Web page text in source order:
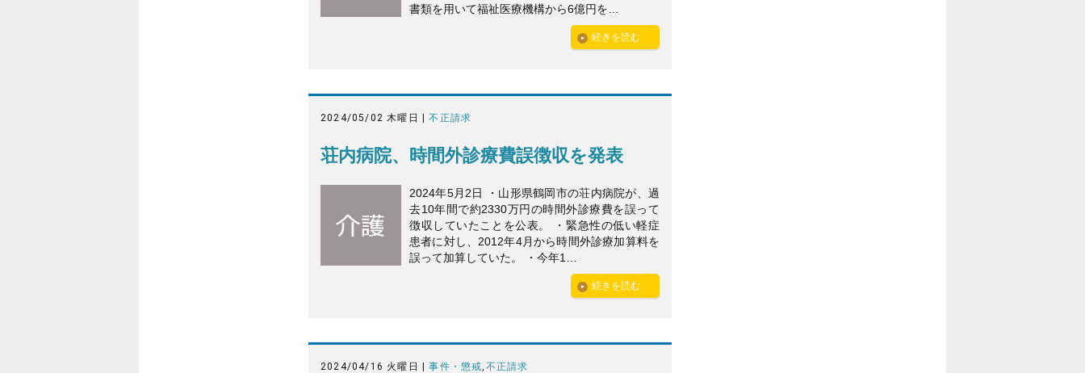
書類を用いて福祉医療機構から6億円を…
続きを読む
2024/05/02 木曜日 |不正請求
荘内病院、時間外診療費誤徴収を発表
2024年5月2日 ・山形県鶴岡市の荘内病院が、過
去10年間で約2330万円の時間外診療費を誤って
徴収していたことを公表。 ・緊急性の低い軽症
患者に対し、2012年4月から時間外診療加算料を
誤って加算していた。 ・今年1…
続きを読む
2024/04/16 火曜日 |事件・懲戒 不正請求